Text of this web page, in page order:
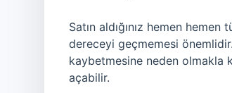
Satın aldığınız hemen
dereceyi geçmemesi
kaybetmesine neden olmakla
açabilir.